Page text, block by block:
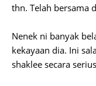
thn. Telah bersama
Nenek ni banyak
kekayaan dia. Ini
shaklee secara